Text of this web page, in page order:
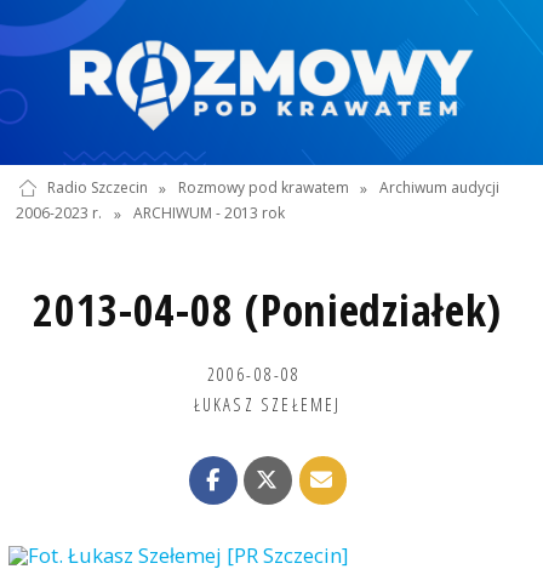
Radio Szczecin » Rozmowy pod krawatem » Archiwum audycji
2006-2023 r.
» ARCHIWUM - 2013 rok
2013-04-08 (Poniedziałek)
2006-08-08
ŁUKASZ SZEŁEMEJ